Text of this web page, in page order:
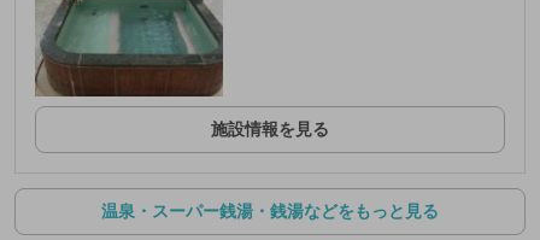
施設情報を見る
温泉・スーパー銭湯・銭湯などをもっと見る